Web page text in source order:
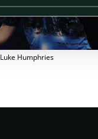
Luke Humphries